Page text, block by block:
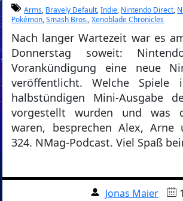
Arms, Bravely Default,Indie, Nintendo Direct,
Pokémon,Smash Bros.,Xenoblade Chronicles
Nach langer Wartezeit war es
Donnerstag soweit:
Vorankündigung eine neue
veröffentlicht. Welche
halbstündigen Mini-Ausgabe
vorgestellt wurden und was
waren, besprechen Alex, Arne
324. NMag-Podcast. Viel Spaß
Jonas Maier